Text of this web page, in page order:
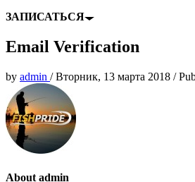
ЗАПИСАТЬСЯ
Email Verification
by admin /Вторник, 13 марта 2018 /
About admin